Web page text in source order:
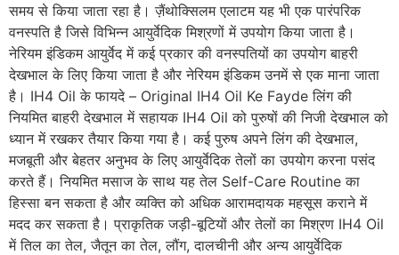
समय से किया जाता रहा है। ज़ैंथोक्सिलम एलाटम यह भी एक पारंपरिक
वनस्पति है जिसे विभिन्न आयुर्वेदिक मिश्रणों में उपयोग किया जाता है।
नेरियम इंडिकम आयुर्वेद में कई प्रकार की वनस्पतियों का उपयोग बाहरी
देखभाल के लिए किया जाता है और नेरियम इंडिकम उनमें से एक माना जाता
है। IH4 Oil के फायदे – Original IH4 Oil Ke Fayde लिंग की
नियमित बाहरी देखभाल में सहायक IH4 Oil को पुरुषों की निजी देखभाल को
ध्यान में रखकर तैयार किया गया है। कई पुरुष अपने लिंग की देखभाल,
मजबूती और बेहतर अनुभव के लिए आयुर्वेदिक तेलों का उपयोग करना पसंद
करते हैं। नियमित मसाज के साथ यह तेल Self-Care Routine का
हिस्सा बन सकता है और व्यक्ति को अधिक आरामदायक महसूस कराने में
मदद कर सकता है। प्राकृतिक जड़ी-बूटियों और तेलों का मिश्रण IH4 Oil
में तिल का तेल, जैतून का तेल, लौंग, दालचीनी और अन्य आयुर्वेदिक